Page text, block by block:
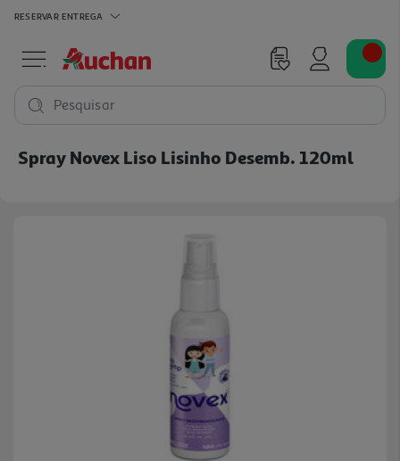
RESERVAR ENTREGA
Pesquisar
Spray Novex Liso Lisinho Desemb. 120ml